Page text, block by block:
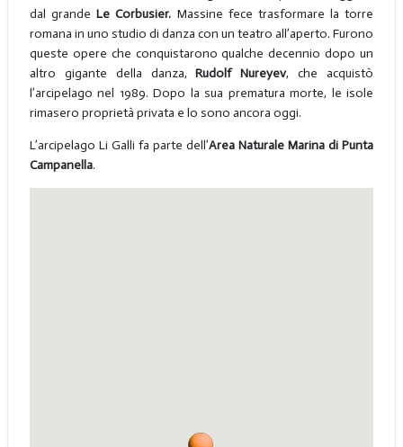
dal grandeLe Corbusier. Massine fece trasformare la torre
romana in uno studio di danza con un teatro all’aperto. Furono
queste opere che conquistarono qualche decennio dopo un
altro gigante della danza,Rudolf Nureyev, che acquistò
l’arcipelago nel 1989. Dopo la sua prematura morte, le isole
rimasero proprietà privata e lo sono ancora oggi.
L’arcipelago Li Galli fa parte dell’Area Naturale Marina di Punta
Campanella.